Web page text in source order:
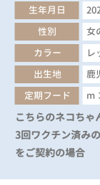
生年月日
性別
女
カラー
レ
出生地
鹿
定期フード
m
こちらのネコちゃ
3回ワクチン済み
をご契約の場合